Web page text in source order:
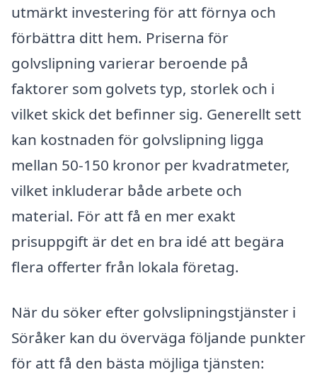
utmärkt investering för att förnya och
förbättra ditt hem. Priserna för
golvslipning varierar beroende på
faktorer som golvets typ, storlek och i
vilket skick det befinner sig. Generellt sett
kan kostnaden för golvslipning ligga
mellan 50-150 kronor per kvadratmeter,
vilket inkluderar både arbete och
material. För att få en mer exakt
prisuppgift är det en bra idé att begära
flera offerter från lokala företag.
När du söker efter golvslipningstjänster i
Söråker kan du överväga följande punkter
för att få den bästa möjliga tjänsten: